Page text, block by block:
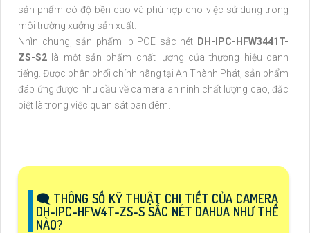
sản phẩm có độ bền cao và phù hợp cho việc sử dụng trong
môi trường xưởng sản xuất.
Nhìn chung, sản phẩm Ip POE sắc nét DH-IPC-HFW3441T-
ZS-S2
là một sản phẩm chất lượng của thương hiệu danh
tiếng. Được phân phối chính hãng tại An Thành Phát, sản phẩm
đáp ứng được nhu cầu về camera an ninh chất lượng cao, đặc
biệt là trong việc quan sát ban đêm.
🗨️ THÔNG SỐ KỸ THUẬT CHI TIẾT CỦA CAMERA
DH-IPC-HFW4T-ZS-S SẮC NÉT DAHUA NHƯ THẾ
NÀO?